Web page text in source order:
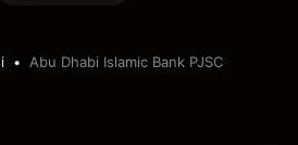
Abu Dhabi Islamic Bank PJSC